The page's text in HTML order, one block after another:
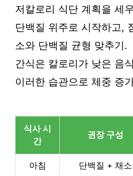
저칼로리 식단 계획을 세
단백질 위주로 시작하고,
소와 단백질 균형 맞추기.
간식은 칼로리가 낮은 음
이러한 습관으로 체중 증
식사 시
간
권장 구성
아침 단백질 + 채소